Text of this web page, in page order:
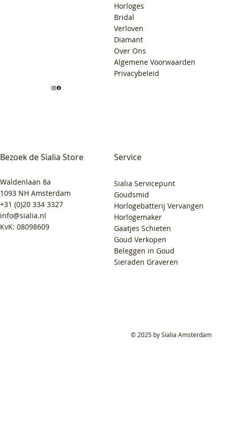
Bezoek de Sialia Store
Waldenlaan 8a
1093 NH Amsterdam
+31 (0)20 334 3327
info@sialia.nl
KvK: 08098609
Horloges
Bridal
Verloven
Diamant
Over Ons
Algemene Voorwaarden
Privacybeleid
Service
Sialia Servicepunt
Goudsmid
Horlogebatterij Vervangen
Horlogemaker
Gaatjes Schieten
Goud Verkopen
Beleggen in Goud
Sieraden Graveren
© 2025 by Sialia Amsterdam